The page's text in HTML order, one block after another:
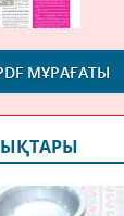
МҰРАҒАТЫ